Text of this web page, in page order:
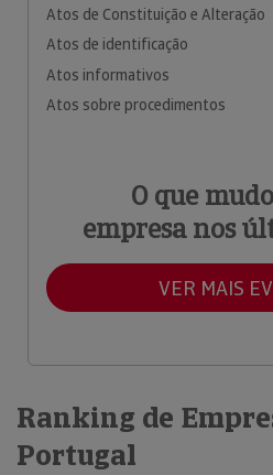
Atos de Constituição e Alteração
Atos de identificação
Atos informativos
Atos sobre procedimentos
O que
empresa nos
VER MAIS
Ranking de
Portugal